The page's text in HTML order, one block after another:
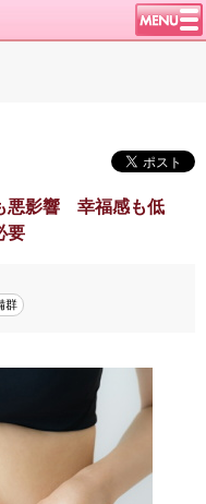
悪影響 幸福感も低
要
群